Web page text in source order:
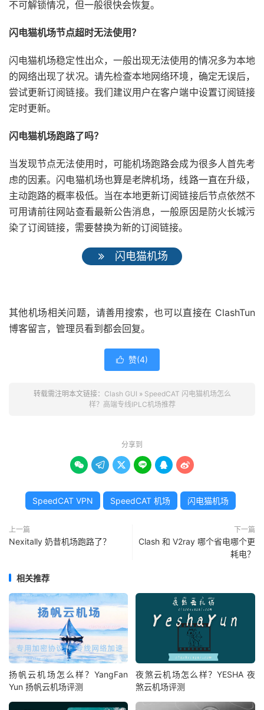
不可解锁情况，但一般很快会恢复。
闪电猫机场节点超时无法使用？
闪电猫机场稳定性出众，一般出现无法使用的情况多为本地
的网络出现了状况。请先检查本地网络环境，确定无误后，
尝试更新订阅链接。我们建议用户在客户端中设置订阅链接
定时更新。
闪电猫机场跑路了吗？
当发现节点无法使用时，可能机场跑路会成为很多人首先考
虑的因素。闪电猫机场也算是老牌机场，线路一直在升级，
主动跑路的概率极低。当在本地更新订阅链接后节点依然不
可用请前往网站查看最新公告消息，一般原因是防火长城污
染了订阅链接，需要替换为新的订阅链接。
闪电猫机场
其他机场相关问题，请善用搜索，也可以直接在 ClashTun
博客留言，管理员看到都会回复。
 赞(4)
转载需注明本文链接： Clash GUI » SpeedCAT 闪电猫机场怎么
样？高端专线IPLC机场推荐
分享到
     
SpeedCAT VPN SpeedCAT 机场 闪电猫机场
上一篇
Nexitally 奶昔机场跑路了？
下一篇
Clash 和 V2ray 哪个省电哪个更
耗电？
相关推荐
扬帆云机场怎么样？YangFan
Yun 扬帆云机场评测
夜煞云机场怎么样？YESHA 夜
煞云机场评测